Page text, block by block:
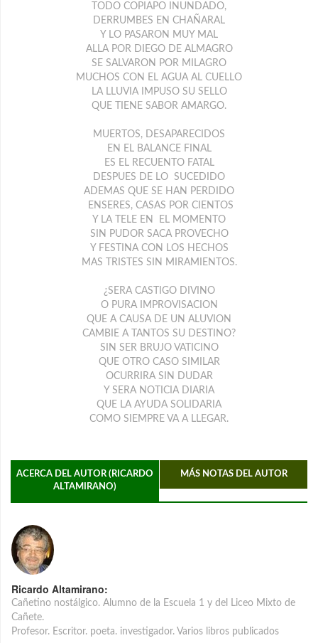
TODO COPIAPO INUNDADO,
DERRUMBES EN CHAÑARAL
Y LO PASARON MUY MAL
ALLA POR DIEGO DE ALMAGRO
SE SALVARON POR MILAGRO
MUCHOS CON EL AGUA AL CUELLO
LA LLUVIA IMPUSO SU SELLO
QUE TIENE SABOR AMARGO.
MUERTOS, DESAPARECIDOS
EN EL BALANCE FINAL
ES EL RECUENTO FATAL
DESPUES DE LO SUCEDIDO
ADEMAS QUE SE HAN PERDIDO
ENSERES, CASAS POR CIENTOS
Y LA TELE EN EL MOMENTO
SIN PUDOR SACA PROVECHO
Y FESTINA CON LOS HECHOS
MAS TRISTES SIN MIRAMIENTOS.
¿SERA CASTIGO DIVINO
O PURA IMPROVISACION
QUE A CAUSA DE UN ALUVION
CAMBIE A TANTOS SU DESTINO?
SIN SER BRUJO VATICINO
QUE OTRO CASO SIMILAR
OCURRIRA SIN DUDAR
Y SERA NOTICIA DIARIA
QUE LA AYUDA SOLIDARIA
COMO SIEMPRE VA A LLEGAR.
ACERCA DEL AUTOR (RICARDO
ALTAMIRANO)
MÁS NOTAS DEL AUTOR
Ricardo Altamirano:
Cañetino nostálgico. Alumno de la Escuela 1 y del Liceo Mixto de
Cañete.
Profesor. Escritor. poeta. investigador. Varios libros publicados